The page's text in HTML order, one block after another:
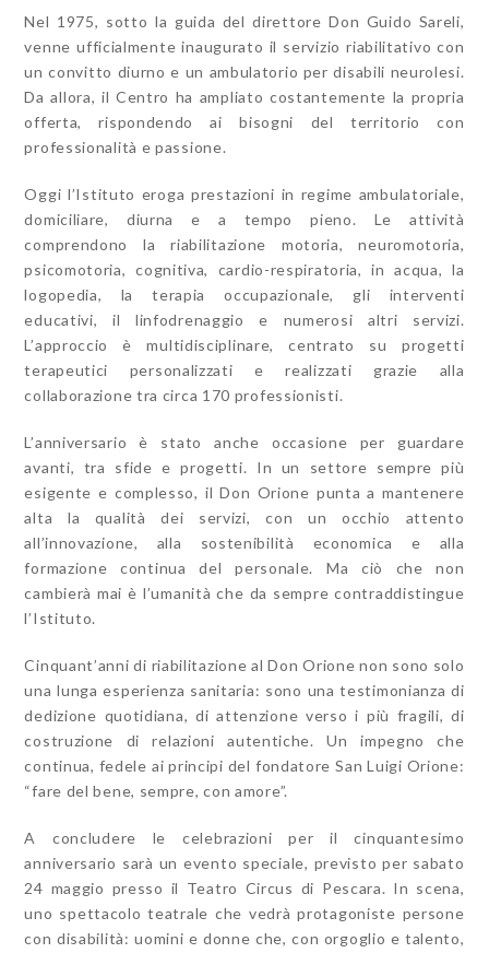
Nel 1975, sotto la guida del direttore Don Guido Sareli,
venne ufficialmente inaugurato il servizio riabilitativo con
un convitto diurno e un ambulatorio per disabili neurolesi.
Da allora, il Centro ha ampliato costantemente la propria
offerta, rispondendo ai bisogni del territorio con
professionalità e passione.
Oggi l’Istituto eroga prestazioni in regime ambulatoriale,
domiciliare, diurna e a tempo pieno. Le attività
comprendono la riabilitazione motoria, neuromotoria,
psicomotoria, cognitiva, cardio-respiratoria, in acqua, la
logopedia, la terapia occupazionale, gli interventi
educativi, il linfodrenaggio e numerosi altri servizi.
L’approccio è multidisciplinare, centrato su progetti
terapeutici personalizzati e realizzati grazie alla
collaborazione tra circa 170 professionisti.
L’anniversario è stato anche occasione per guardare
avanti, tra sfide e progetti. In un settore sempre più
esigente e complesso, il Don Orione punta a mantenere
alta la qualità dei servizi, con un occhio attento
all’innovazione, alla sostenibilità economica e alla
formazione continua del personale. Ma ciò che non
cambierà mai è l’umanità che da sempre contraddistingue
l’Istituto.
Cinquant’anni di riabilitazione al Don Orione non sono solo
una lunga esperienza sanitaria: sono una testimonianza di
dedizione quotidiana, di attenzione verso i più fragili, di
costruzione di relazioni autentiche. Un impegno che
continua, fedele ai principi del fondatore San Luigi Orione:
“fare del bene, sempre, con amore”.
A concludere le celebrazioni per il cinquantesimo
anniversario sarà un evento speciale, previsto per sabato
24 maggio presso il Teatro Circus di Pescara. In scena,
uno spettacolo teatrale che vedrà protagoniste persone
con disabilità: uomini e donne che, con orgoglio e talento,